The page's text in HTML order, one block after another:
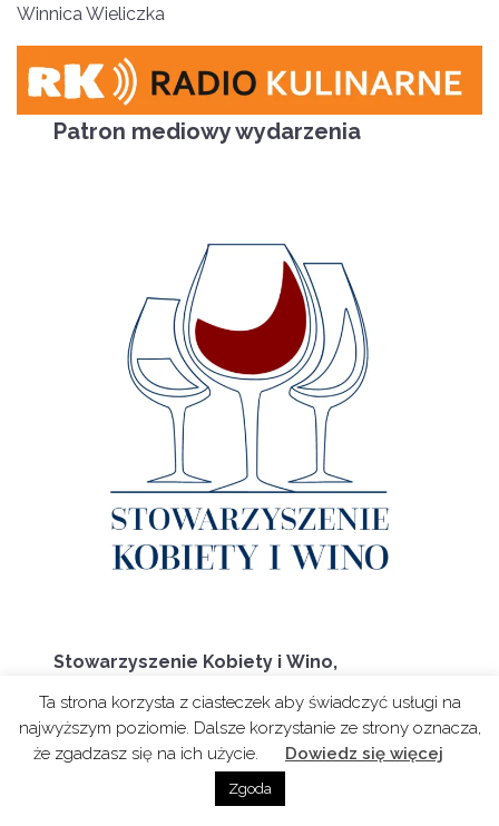
Winnica Wieliczka
Patron mediowy wydarzenia
Stowarzyszenie Kobiety i Wino,
przedsiębiorcze kobiety chcące zwiększyć
swoją wiedzę o winie. Głównymi celami
stowarzyszenia są: edukacja, rozwój
osobisty oraz networking.
Ta strona korzysta z ciasteczek aby świadczyć usługi na
najwyższym poziomie. Dalsze korzystanie ze strony oznacza,
że zgadzasz się na ich użycie.
Dowiedz się więcej
Zgoda